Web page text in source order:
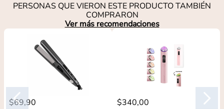
PERSONAS QUE VIERON ESTE PRODUCTO TAMBIÉN
COMPRARON
Ver más recomendaciones
$69,90 $340,00